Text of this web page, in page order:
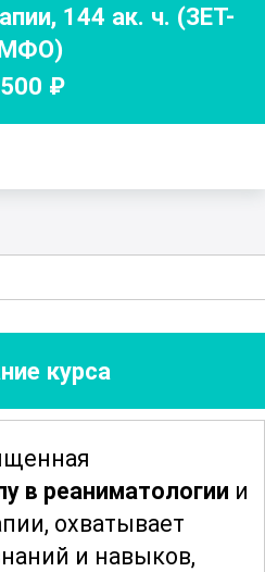
, 144 ак. ч. (ЗЕТ-
₽
курса
в реаниматологии и
охватывает
и навыков,